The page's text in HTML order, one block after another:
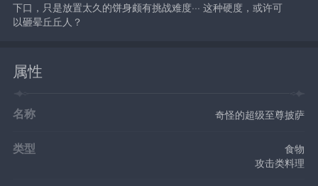
下口，只是放置太久的饼身颇有挑战难度··· 这种硬度，或许可
以砸晕丘丘人？
属性
名称 奇怪的超级至尊披萨
类型
食物
攻击类料理